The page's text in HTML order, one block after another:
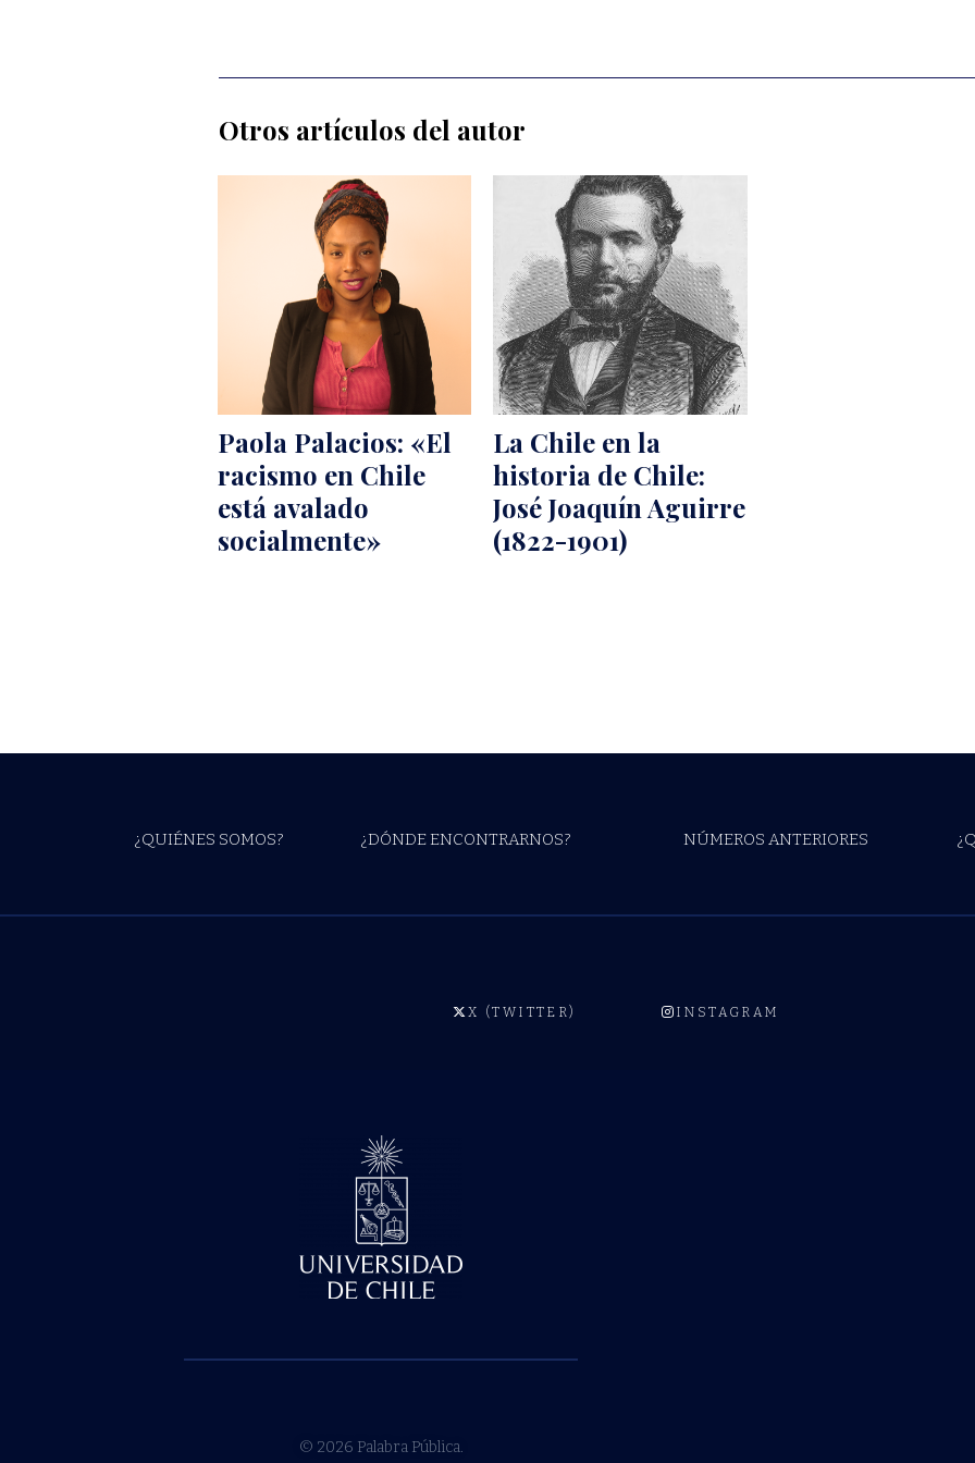
Otros artículos del autor
Paola Palacios: «El
racismo en Chile
está avalado
socialmente»
La Chile en la
historia de Chile:
José Joaquín Aguirre
(1822-1901)
¿QUIÉNES SOMOS? ¿DÓNDE ENCONTRARNOS? NÚMEROS ANTERIORES
X (TWITTER) INSTAGRAM
© 2026 Palabra Pública.